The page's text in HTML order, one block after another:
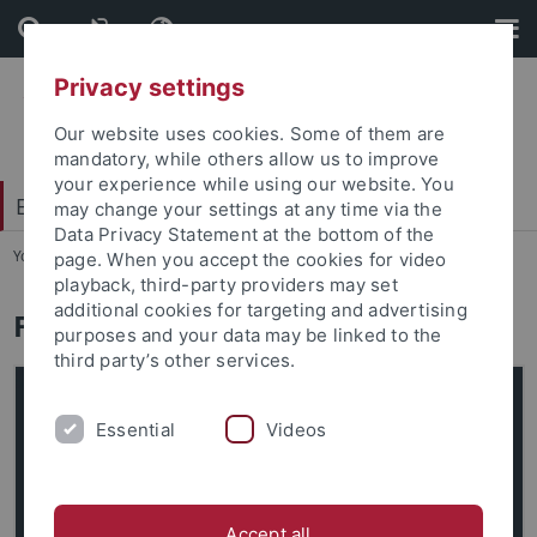
Skip
to
content
Skip
to
footer
Exzellenzstrategie
You are here: Startseite ... FAQ für Geförderte
FAQ für Geförderte
Privacy settings
Our website uses cookies. Some of them are
mandatory, while others allow us to improve
your experience while using our website. You
may change your settings at any time via the
Data Privacy Statement at the bottom of the
page. When you accept the cookies for video
playback, third-party providers may set
additional cookies for targeting and advertising
purposes and your data may be linked to the
third party’s other services.
Essential Videos